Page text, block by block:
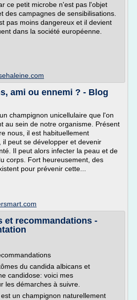
ce petit microbe n'est pas l'objet
des campagnes de sensibilisations.
pas moins dangereux et il devient
dans la société européenne.
ami ou ennemi ? - Blog
champignon unicellulaire que l'on
au sein de notre organisme. Présent
nous, il est habituellement
il peut se développer et devenir
Il peut alors infecter la peau et de
corps. Fort heureusement, des
pour prévenir cette...
et recommandations -
du candida albicans et
candidose: voici mes
les démarches à suivre.
un champignon naturellement